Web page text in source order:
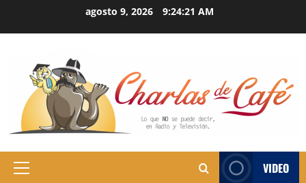
agosto 9, 2026 9:24:22 AM
Primary
VIDEO